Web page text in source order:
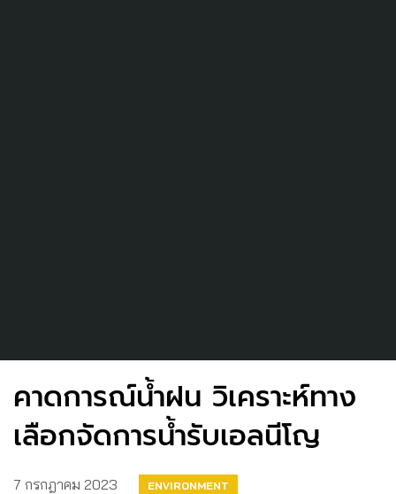
คาดการณ์น้ำฝน วิเคราะห์ทาง
เลือกจัดการน้ำรับเอลนีโญ
7 กรกฎาคม 2023 ENVIRONMENT